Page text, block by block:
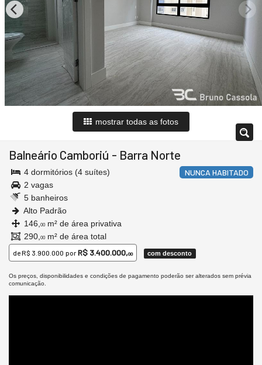
mostrar todas as fotos
Balneário Camboriú - Barra Norte
NUNCA HABITADO
4 dormitórios (4 suítes)
2 vagas
5 banheiros
Alto Padrão
146, 00 m² de área privativa
290, 00 m² de área total
deR$ 3.900.000 porR$ 3.400.000,00 com desconto
Os preços, disponibilidades e condições de pagamento poderão ser alterados sem prévia
comunicação.